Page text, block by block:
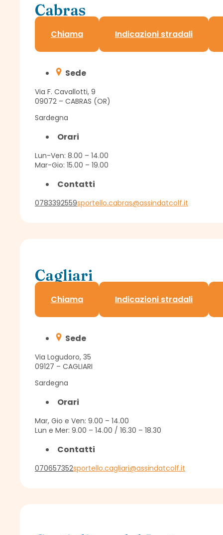
Cabras
Sportello Assindatcolf c/o Confagricoltura
Chiama Indicazioni stradali
Sede
Via F. Cavallotti, 9
09072 – CABRAS (OR)
Sardegna
Orari
Lun-Ven: 8.00 – 14.00
Mar-Gio: 15.00 – 19.00
Contatti
0783392559sportello.cabras@assindatcolf.it
Cagliari
Sportello Assindatcolf c/o Confagricoltura
Chiama Indicazioni stradali
Sede
Via Logudoro, 35
09127 – CAGLIARI
Sardegna
Orari
Mar, Gio e Ven: 9.00 – 14.00
Lun e Mer: 9.00 – 14.00 / 16.30 – 18.30
Contatti
070657352sportello.cagliari@assindatcolf.it